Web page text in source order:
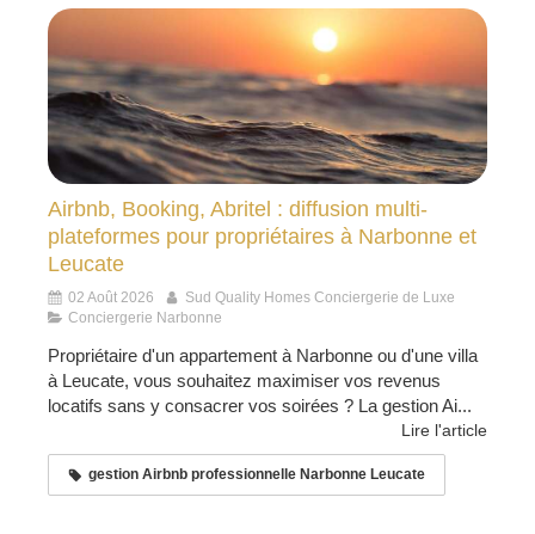
Airbnb, Booking, Abritel : diffusion multi-
plateformes pour propriétaires à Narbonne et
Leucate
02 Août 2026
Sud Quality Homes Conciergerie de Luxe
Conciergerie Narbonne
Propriétaire d'un appartement à Narbonne ou d'une villa
à Leucate, vous souhaitez maximiser vos revenus
locatifs sans y consacrer vos soirées ? La gestion Ai...
Lire l'article
gestion Airbnb professionnelle Narbonne Leucate